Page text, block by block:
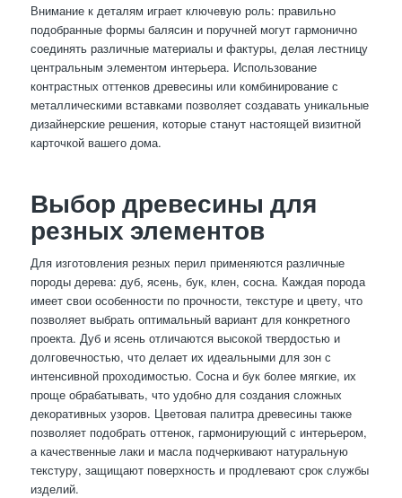
Внимание к деталям играет ключевую роль: правильно
подобранные формы балясин и поручней могут гармонично
соединять различные материалы и фактуры, делая лестницу
центральным элементом интерьера. Использование
контрастных оттенков древесины или комбинирование с
металлическими вставками позволяет создавать уникальные
дизайнерские решения, которые станут настоящей визитной
карточкой вашего дома.
Выбор древесины для
резных элементов
Для изготовления резных перил применяются различные
породы дерева: дуб, ясень, бук, клен, сосна. Каждая порода
имеет свои особенности по прочности, текстуре и цвету, что
позволяет выбрать оптимальный вариант для конкретного
проекта. Дуб и ясень отличаются высокой твердостью и
долговечностью, что делает их идеальными для зон с
интенсивной проходимостью. Сосна и бук более мягкие, их
проще обрабатывать, что удобно для создания сложных
декоративных узоров. Цветовая палитра древесины также
позволяет подобрать оттенок, гармонирующий с интерьером,
а качественные лаки и масла подчеркивают натуральную
текстуру, защищают поверхность и продлевают срок службы
изделий.